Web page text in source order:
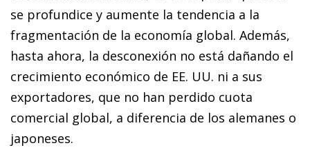
se profundice y aumente la tendencia a la
fragmentación de la economía global. Además,
hasta ahora, la desconexión no está dañando el
crecimiento económico de EE. UU. ni a sus
exportadores, que no han perdido cuota
comercial global, a diferencia de los alemanes o
japoneses.